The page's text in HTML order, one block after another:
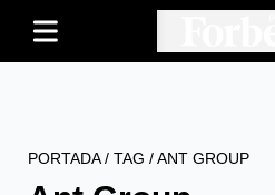
PORTADA/ TAG /ANT GROUP